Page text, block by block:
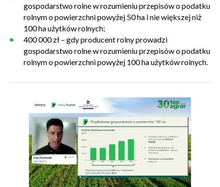
gospodarstwo rolne w rozumieniu przepisów o podatku
rolnym o powierzchni powyżej 50 ha i nie większej niż
100 ha użytków rolnych;
400 000 zł – gdy producent rolny prowadzi
gospodarstwo rolne w rozumieniu przepisów o podatku
rolnym o powierzchni powyżej 100 ha użytków rolnych.